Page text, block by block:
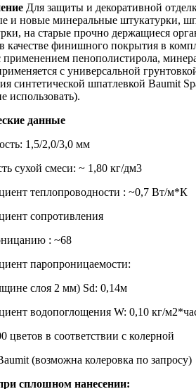
Для защиты и декоративной
и новые минеральные штукатурки,
на старые прочно держащиеся
качестве финишного покрытия в
применением пенополистирола,
с универсальной
синтетической шпатлевкой Baumit
использовать).
данные
1,5/2,0/3,0 мм
сухой смеси: ~ 1,80 кг/дм3
теплопроводности : ~0,7 Вт/м*К
сопротивления
: ~68
паропроницаемости:
слоя 2 мм) Sd: 0,14м
водопоглощения W: 0,10 кг/
цветов в соответствии с колерной
(возможна колеровка по запросу)
сплошном нанесении: